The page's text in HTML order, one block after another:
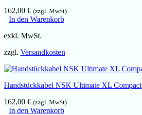
162,00 € (zzgl. MwSt)
In den Warenkorb
exkl. MwSt.
zzgl. Versandkosten
Handstückkabel NSK Ultimate XL Compact
162,00 € (zzgl. MwSt)
In den Warenkorb